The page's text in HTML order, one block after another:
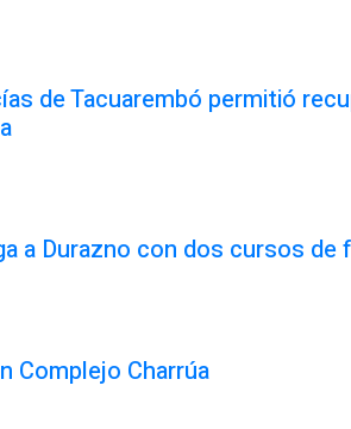
de Tacuarembó permitió
a Durazno con dos cursos de
Complejo Charrúa